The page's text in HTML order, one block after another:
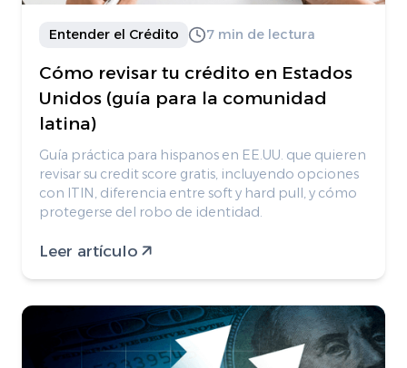
Entender el Crédito 7 min de lectura
Cómo revisar tu crédito en Estados
Unidos (guía para la comunidad
latina)
Guía práctica para hispanos en EE.UU. que quieren
revisar su credit score gratis, incluyendo opciones
con ITIN, diferencia entre soft y hard pull, y cómo
protegerse del robo de identidad.
Leer artículo